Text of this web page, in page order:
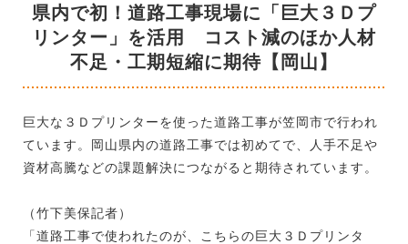
県内で初！道路工事現場に「巨大３Ｄプ
リンター」を活用 コスト減のほか人材
不足・工期短縮に期待【岡山】
巨大な３Ｄプリンターを使った道路工事が笠岡市で行われ
ています。岡山県内の道路工事では初めてで、人手不足や
資材高騰などの課題解決につながると期待されています。
（竹下美保記者）
「道路工事で使われたのが、こちらの巨大３Ｄプリンタ